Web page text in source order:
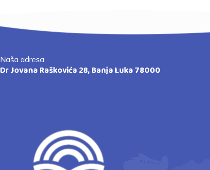
Naša adresa
Dr Jovana Raškovića 28, Banja Luka 78000